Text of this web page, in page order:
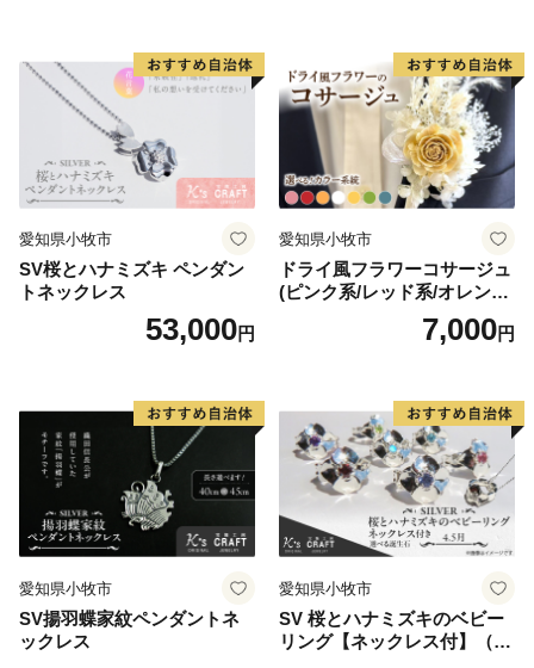
愛知県小牧市
SV桜とハナミズキ ペンダン
トネックレス
53,000円
愛知県小牧市
ドライ風フラワーコサージュ
(ピンク系/レッド系/オレンジ
系/ホワイト系/イエロー系/グ
リーン系/ブルー系）7,000円
愛知県小牧市
SV揚羽蝶家紋ペンダントネ
ックレス
愛知県小牧市
SV 桜とハナミズキのベビー
リング【ネックレス付】（4.